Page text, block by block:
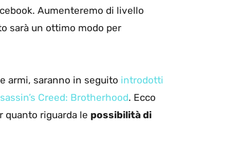
Aumenteremo di livello
sarà un ottimo modo per
armi, saranno in seguito introdotti
Creed: Brotherhood. Ecco
quanto riguarda le possibilità di